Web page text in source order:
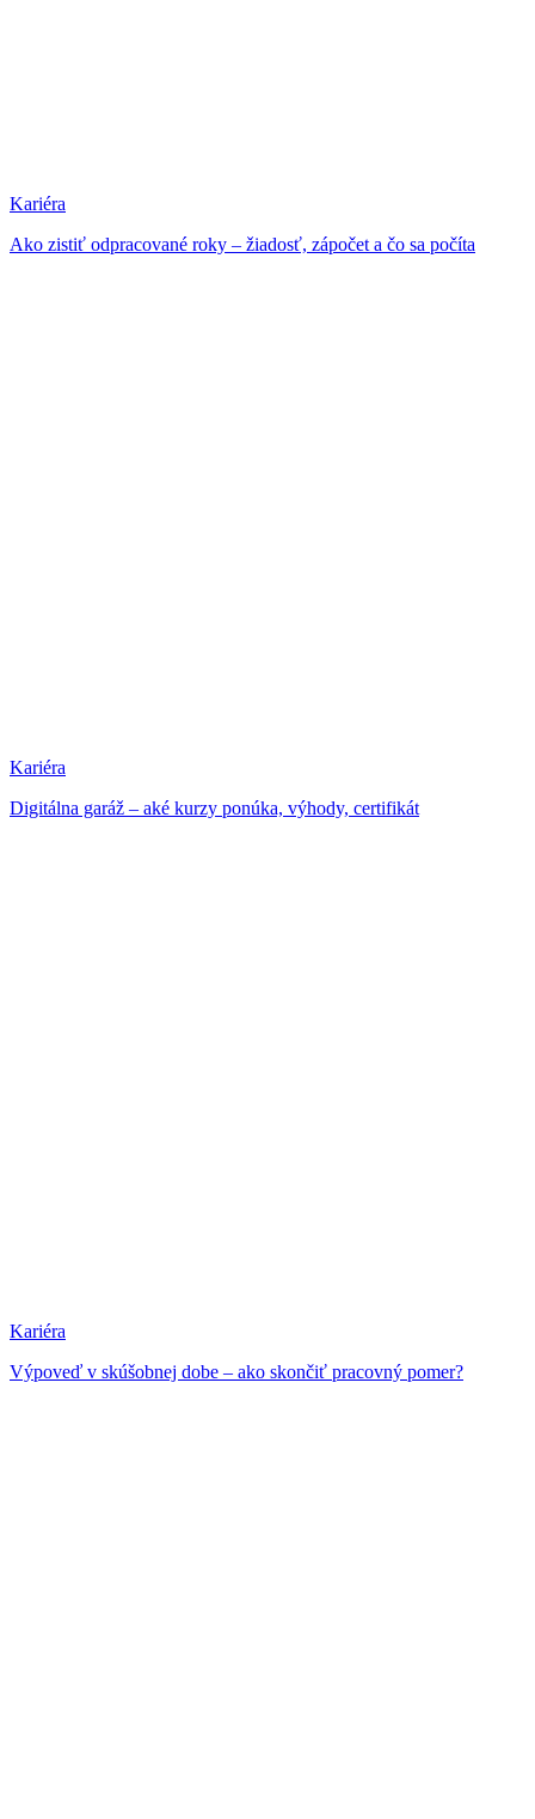
Kariéra
Ako zistiť odpracované roky – žiadosť, zápočet a čo sa počíta
Kariéra
Digitálna garáž – aké kurzy ponúka, výhody, certifikát
Kariéra
Výpoveď v skúšobnej dobe – ako skončiť pracovný pomer?